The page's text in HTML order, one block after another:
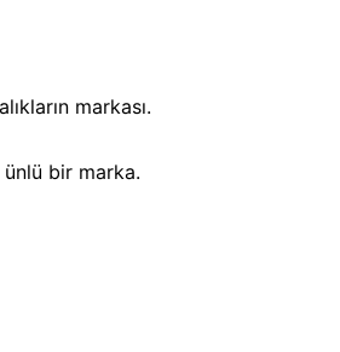
markası.
bir marka.